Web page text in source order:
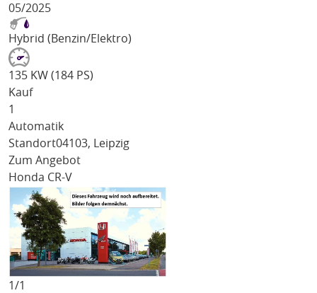
05/2025
Hybrid (Benzin/Elektro)
135 KW (184 PS)
Kauf
1
Automatik
Standort04103, Leipzig
Zum Angebot
Honda CR-V
1/1